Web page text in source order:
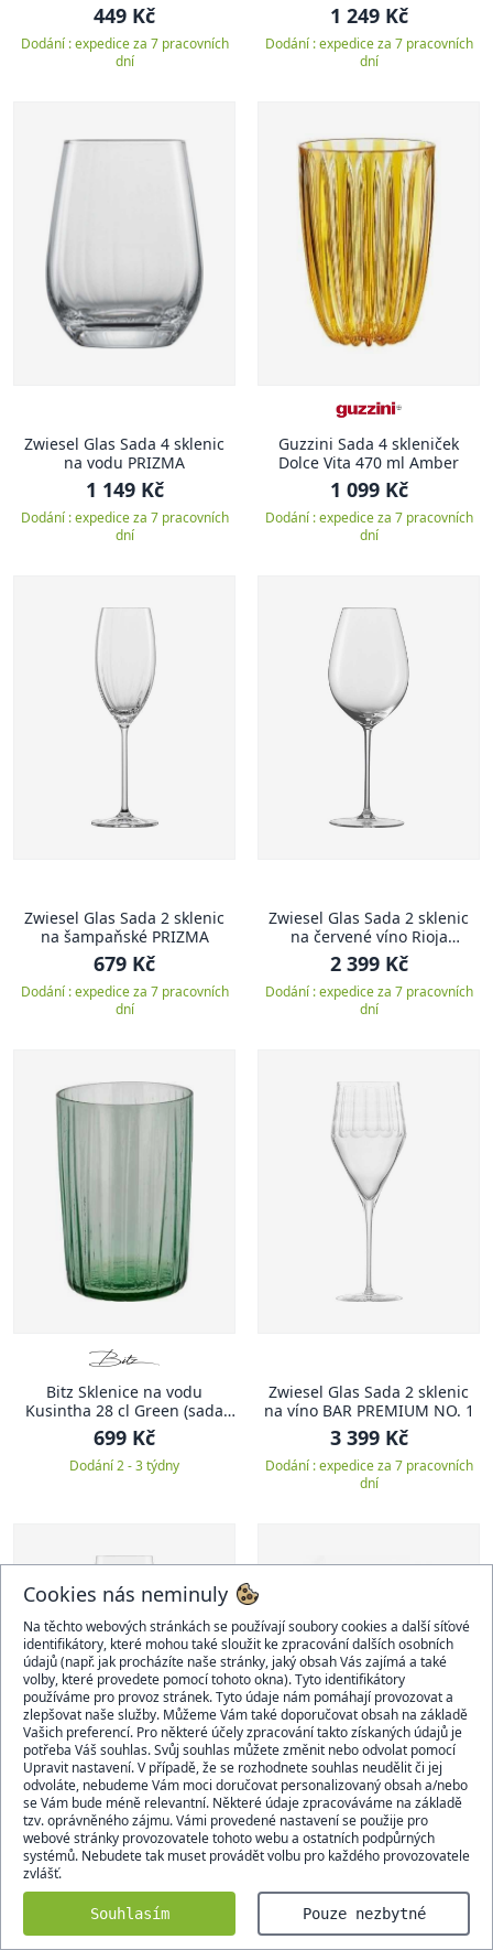
449 Kč
Dodání : expedice za 7 pracovních
dní
1 249 Kč
Dodání : expedice za 7 pracovních
dní
Zwiesel Glas Sada 4 sklenic
na vodu PRIZMA
1 149 Kč
Dodání : expedice za 7 pracovních
dní
Guzzini Sada 4 skleniček
Dolce Vita 470 ml Amber
1 099 Kč
Dodání : expedice za 7 pracovních
dní
Zwiesel Glas Sada 2 sklenic
na šampaňské PRIZMA
679 Kč
Dodání : expedice za 7 pracovních
dní
Zwiesel Glas Sada 2 sklenic
na červené víno Rioja
ENOTECA
2 399 Kč
Dodání : expedice za 7 pracovních
dní
Bitz Sklenice na vodu
Kusintha 28 cl Green (sada
4ks)
699 Kč
Dodání 2 - 3 týdny
Zwiesel Glas Sada 2 sklenic
na víno BAR PREMIUM NO. 1
3 399 Kč
Dodání : expedice za 7 pracovních
dní
Zwiesel Glas Sada 2 sklenic
na červené víno Bordeaux
PURE
629 Kč
Dodání : expedice za 7 pracovních
Guzzini Karafa na vodu s
1 149 Kč
Dodání : expedice za 7 pracovních
Cookies nás neminuly
Na těchto webových stránkách se používají soubory cookies a další síťové
identifikátory, které mohou také sloužit ke zpracování dalších osobních
údajů (např. jak procházíte naše stránky, jaký obsah Vás zajímá a také
volby, které provedete pomocí tohoto okna). Tyto identifikátory
používáme pro provoz stránek. Tyto údaje nám pomáhají provozovat a
zlepšovat naše služby. Můžeme Vám také doporučovat obsah na základě
Vašich preferencí. Pro některé účely zpracování takto získaných údajů je
potřeba Váš souhlas. Svůj souhlas můžete změnit nebo odvolat pomocí
Upravit nastavení. V případě, že se rozhodnete souhlas neudělit či jej
odvoláte, nebudeme Vám moci doručovat personalizovaný obsah a/nebo
se Vám bude méně relevantní. Některé údaje zpracováváme na základě
tzv. oprávněného zájmu. Vámi provedené nastavení se použije pro
webové stránky provozovatele tohoto webu a ostatních podpůrných
systémů. Nebudete tak muset provádět volbu pro každého provozovatele
zvlášť.
Souhlasím Pouze nezbytné